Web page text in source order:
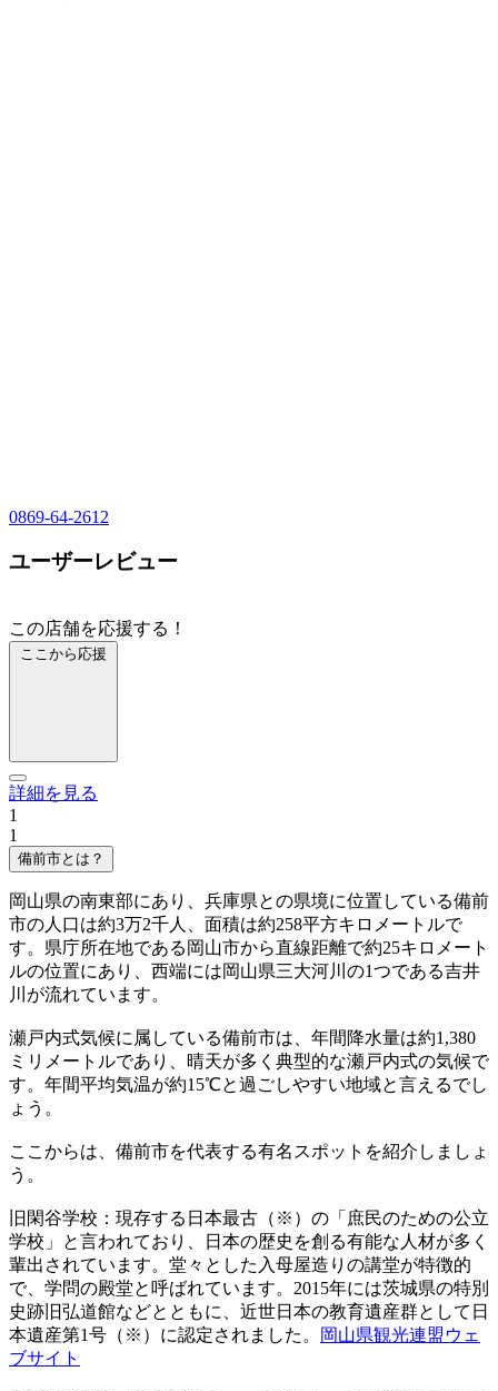
0869-64-2612
ユーザーレビュー
この店舗を応援する！
ここから応援
詳細を見る
1
1
備前市とは？
岡山県の南東部にあり、兵庫県との県境に位置している備前
市の人口は約3万2千人、面積は約258平方キロメートルで
す。県庁所在地である岡山市から直線距離で約25キロメート
ルの位置にあり、西端には岡山県三大河川の1つである吉井
川が流れています。
瀬戸内式気候に属している備前市は、年間降水量は約1,380
ミリメートルであり、晴天が多く典型的な瀬戸内式の気候で
す。年間平均気温が約15℃と過ごしやすい地域と言えるでし
ょう。
ここからは、備前市を代表する有名スポットを紹介しましょ
う。
旧閑谷学校：現存する日本最古（※）の「庶民のための公立
学校」と言われており、日本の歴史を創る有能な人材が多く
輩出されています。堂々とした入母屋造りの講堂が特徴的
で、学問の殿堂と呼ばれています。2015年には茨城県の特別
史跡旧弘道館などとともに、近世日本の教育遺産群として日
本遺産第1号（※）に認定されました。
岡山県観光連盟ウェ
ブサイト